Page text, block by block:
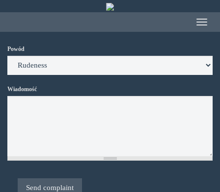
treści
Toggle
Powód
Wiadomość
Send complaint